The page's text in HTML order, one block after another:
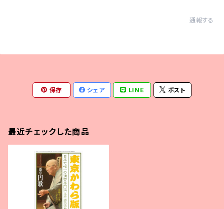
通報する
保存 シェア LINE ポスト
最近チェックした商品